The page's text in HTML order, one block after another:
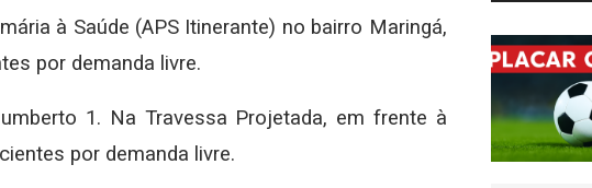
à Saúde (APS Itinerante) no bairro Maringá,
por demanda livre.
1. Na Travessa Projetada, em frente à
por demanda livre.